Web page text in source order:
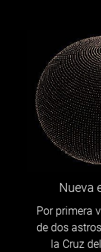
Nueva
Por primera
de dos
la Cruz